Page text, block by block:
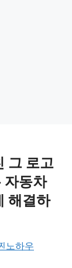
그 로고
자동차
해결하
노하우